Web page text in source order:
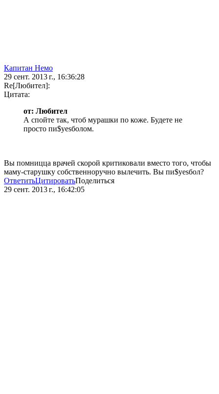
Капитан Немо
29 сент. 2013 г., 16:36:28
Re[Любител]:
Цитата:
от: Любител
А спойте так, чтоб мурашки по коже. Будете не
просто пи$yesболом.
Вы помницца врачей скорой критиковали вместо того, чтобы
маму-старушку собственноручно вылечить. Вы пи$yesбол?
ОтветитьЦитироватьПоделиться
29 сент. 2013 г., 16:42:05